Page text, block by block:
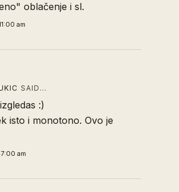
oblačenje i sl.
am
SAID…
:)
isto i monotono. Ovo je
am